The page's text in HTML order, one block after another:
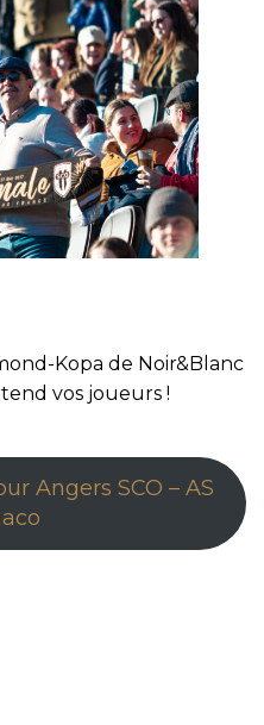
Kopa de Noir&Blanc
vos joueurs !
Angers SCO – AS